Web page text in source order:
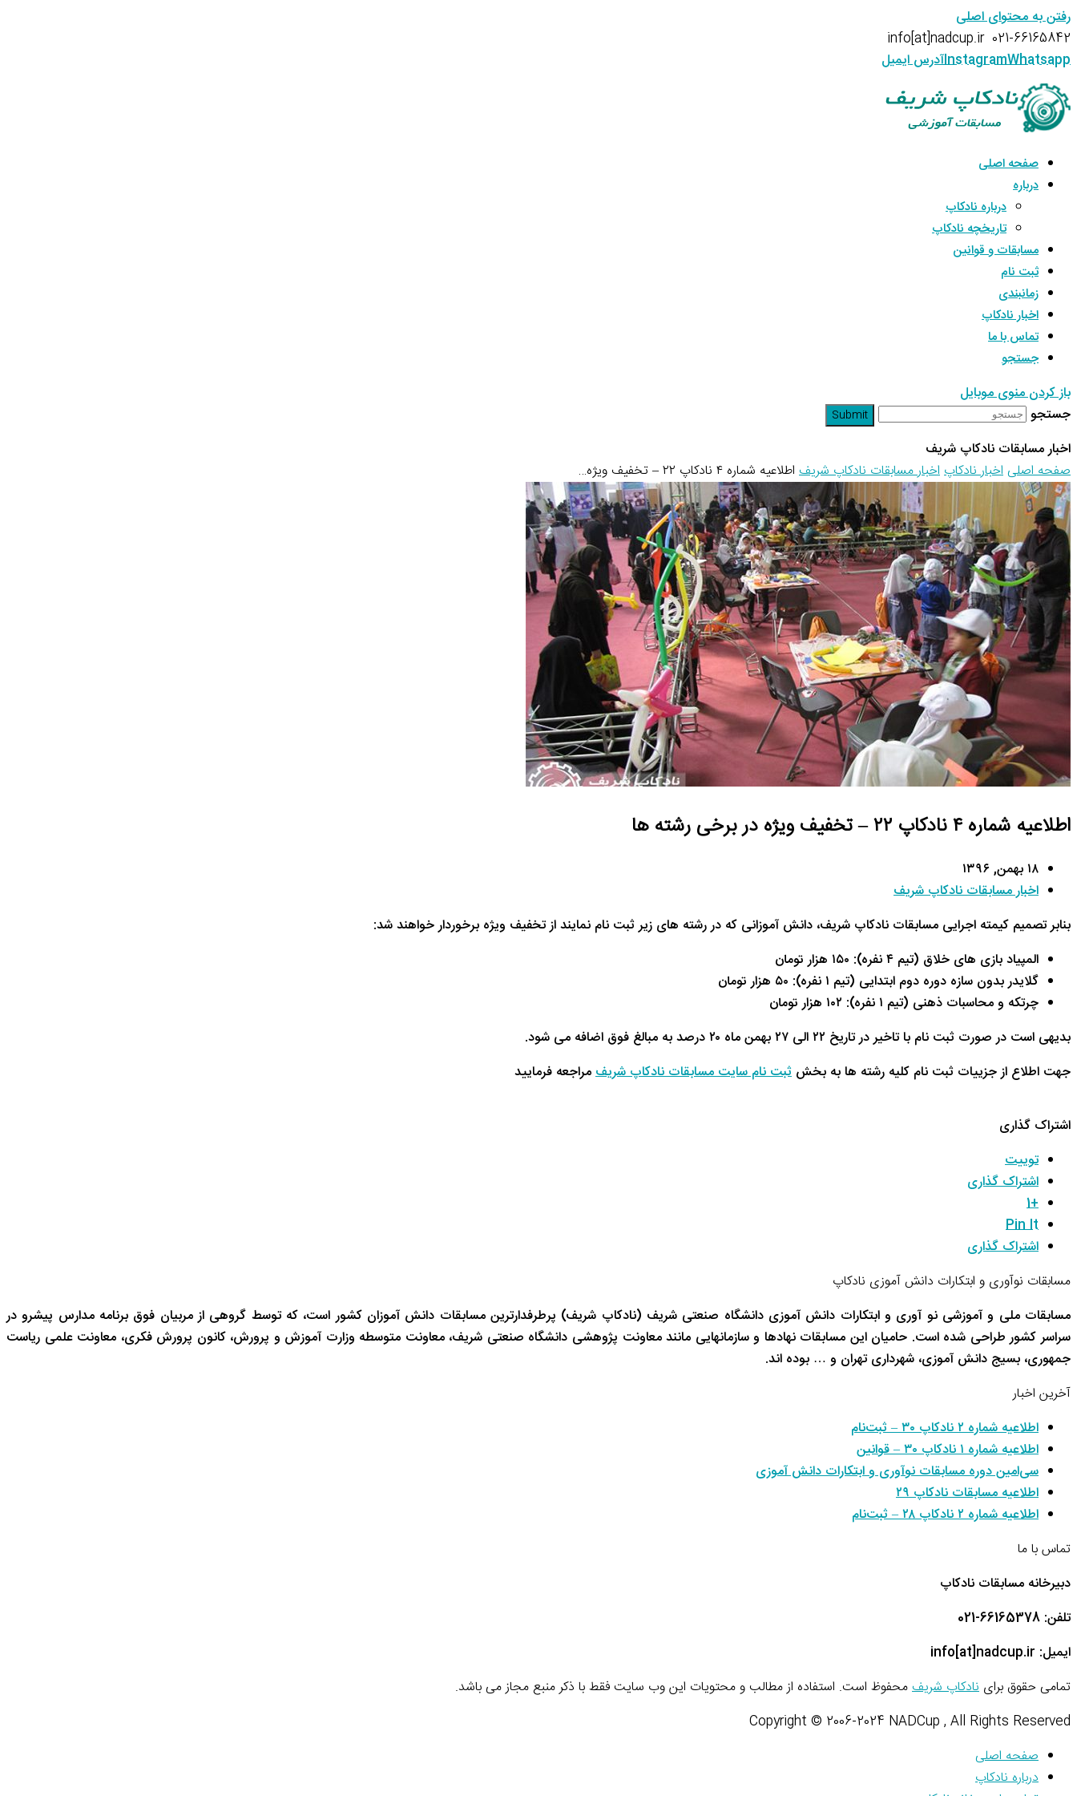
رفتن به محتوای اصلی
021-66165842
info[at]nadcup.ir
InstagramWhatsapp آدرس ایمیل
صفحه اصلی
درباره
درباره نادکاپ
تاریخچه نادکاپ
مسابقات و قوانین
ثبت نام
زمانبندی
اخبار نادکاپ
تماس با ما
جستجو
باز کردن منوی موبایل
جستجو
Submit
اخبار مسابقات نادکاپ شریف
صفحه اصلی اخبار نادکاپاخبار مسابقات نادکاپ شریف اطلاعیه شماره ۴ نادکاپ ۲۲ – تخفیف ویژه…
اطلاعیه شماره ۴ نادکاپ ۲۲ – تخفیف ویژه در برخی رشته ها
۱۸ بهمن, ۱۳۹۶
اخبار مسابقات نادکاپ شریف
بنابر تصمیم کیمته اجرایی مسابقات نادکاپ شریف، دانش آموزانی که در رشته های زیر ثبت نام نمایند از تخفیف ویژه برخوردار خواهند شد:
المپیاد بازی های خلاق (تیم ۴ نفره): ۱۵۰ هزار تومان
گلایدر بدون سازه دوره دوم ابتدایی (تیم ۱ نفره): ۵۰ هزار تومان
چرتکه و محاسبات ذهنی (تیم ۱ نفره‌): ۱۰۲ هزار تومان
بدیهی است در صورت ثبت نام با تاخیر در تاریخ ۲۲ الی ۲۷ بهمن ماه ۲۰ درصد به مبالغ فوق اضافه می شود.
جهت اطلاع از جزییات ثبت نام کلیه رشته ها به بخش ثبت نام سایت مسابقات نادکاپ شریفمراجعه فرمایید
اشتراک گذاری
توییت
اشتراک گذاری
+1
Pin It
اشتراک گذاری
مسابقات نوآوری و ابتکارات دانش آموزی نادکاپ
مسابقات ملی و آموزشی نو آوری و ابتکارات دانش آموزی دانشگاه صنعتی شریف (نادکاپ شریف) پرطرفدارترین مسابقات دانش آموزان کشور است، که توسط گروهی از مربیان فوق برنامه مدارس پیشرو در
سراسر کشور طراحی شده است. حامیان این مسابقات نهادها و سازمانهایی مانند معاونت پژوهشی دانشگاه صنعتی شریف، معاونت متوسطه وزارت آموزش و پرورش، کانون پرورش فکری، معاونت علمی ریاست
جمهوری، بسیج دانش آموزی، شهرداری تهران و … بوده اند.
آخرین اخبار
اطلاعیه شماره ۲ نادکاپ ۳۰ – ثبت‌نام
اطلاعیه شماره ۱ نادکاپ ۳۰ – قوانین
سی‌امین دوره مسابقات نوآوری و ابتکارات دانش آموزی
اطلاعیه مسابقات نادکاپ ۲۹
اطلاعیه شماره ۲ نادکاپ ۲۸ – ثبت‌نام
تماس با ما
دبیرخانه مسابقات نادکاپ
تلفن: 66165378-021
ایمیل: info[at]nadcup.ir
تمامی حقوق برای نادکاپ شریفمحفوظ است. استفاده از مطالب و محتویات این وب سایت فقط با ذکر منبع مجاز می باشد.
Copyright © 2006-2024 NADCup , All Rights Reserved
صفحه اصلی
درباره نادکاپ